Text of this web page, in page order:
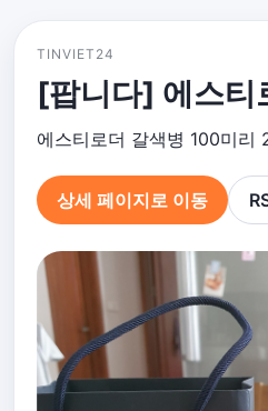
TINVIET24
[팝니다] 에스티
에스티로더 갈색병 100미리
상세 페이지로 이동